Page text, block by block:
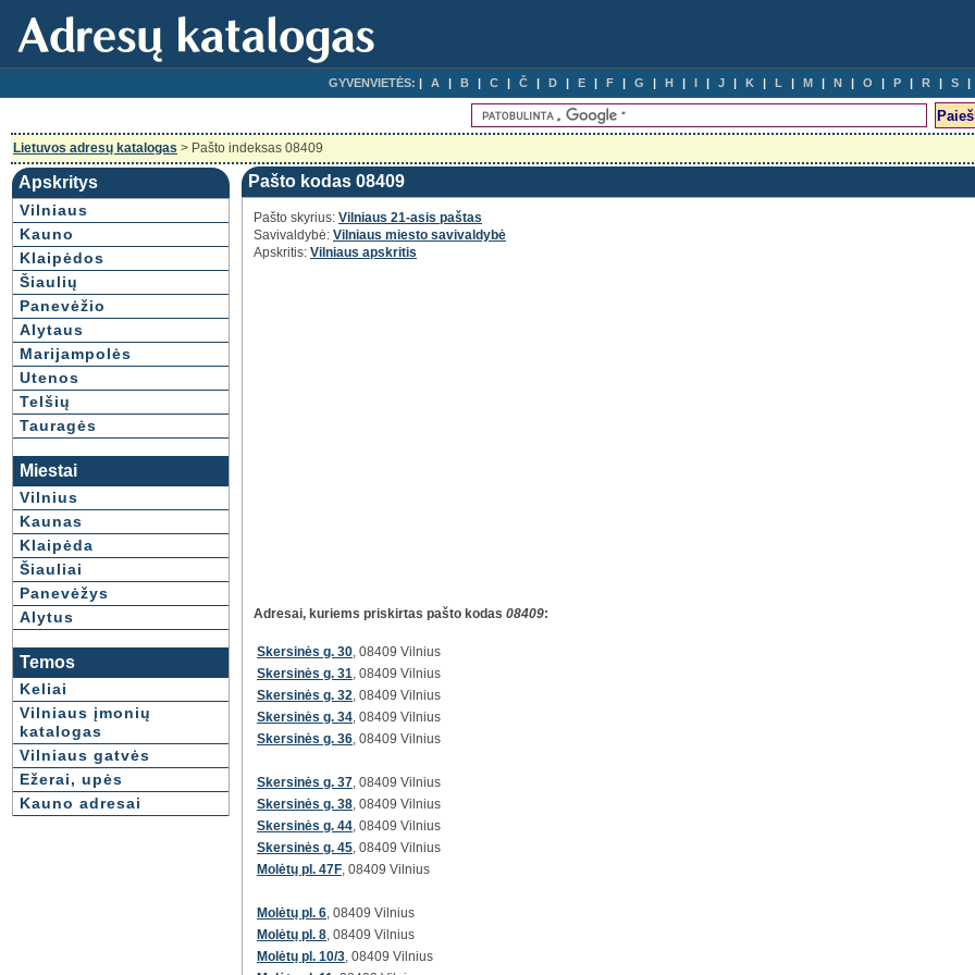
GYVENVIETĖS: A B C Č D E F G H I J K L M N O P R S
Lietuvos adresų katalogas > Pašto indeksas 08409
Apskritys
Vilniaus
Kauno
Klaipėdos
Šiaulių
Panevėžio
Alytaus
Marijampolės
Utenos
Telšių
Tauragės
Miestai
Vilnius
Kaunas
Klaipėda
Šiauliai
Panevėžys
Alytus
Temos
Keliai
Vilniaus įmonių
katalogas
Vilniaus gatvės
Ežerai, upės
Kauno adresai
Pašto kodas 08409
Pašto skyrius: Vilniaus 21-asis paštas
Savivaldybė: Vilniaus miesto savivaldybė
Apskritis: Vilniaus apskritis
Adresai, kuriems priskirtas pašto kodas 08409:
Skersinės g. 30, 08409 Vilnius
Skersinės g. 31, 08409 Vilnius
Skersinės g. 32, 08409 Vilnius
Skersinės g. 34, 08409 Vilnius
Skersinės g. 36, 08409 Vilnius
Skersinės g. 37, 08409 Vilnius
Skersinės g. 38, 08409 Vilnius
Skersinės g. 44, 08409 Vilnius
Skersinės g. 45, 08409 Vilnius
Molėtų pl. 47F, 08409 Vilnius
Molėtų pl. 6, 08409 Vilnius
Molėtų pl. 8, 08409 Vilnius
Molėtų pl. 10/3, 08409 Vilnius